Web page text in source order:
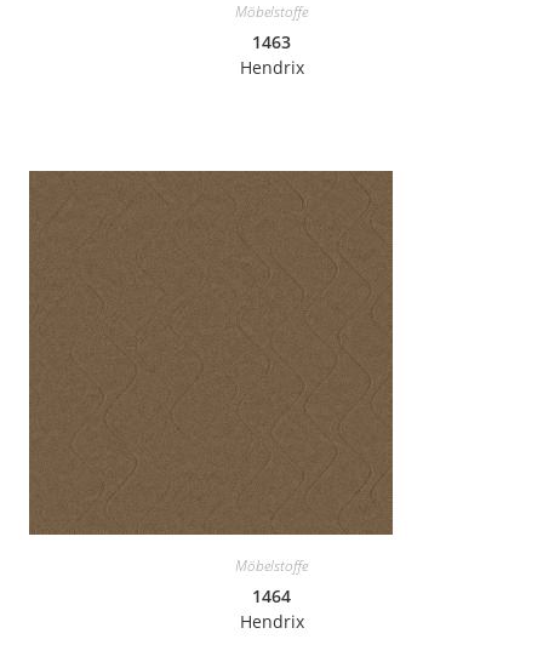
Möbelstoffe
1463
Hendrix
Möbelstoffe
1464
Hendrix